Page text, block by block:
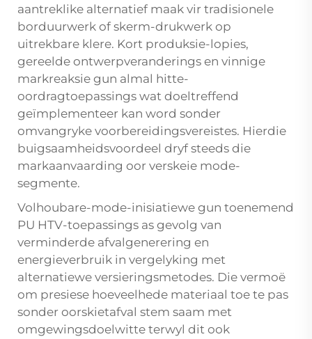
aantreklike alternatief maak vir tradisionele
borduurwerk of skerm-drukwerk op
uitrekbare klere. Kort produksie-lopies,
gereelde ontwerpveranderings en vinnige
markreaksie gun almal hitte-
oordragtoepassings wat doeltreffend
geïmplementeer kan word sonder
omvangryke voorbereidingsvereistes. Hierdie
buigsaamheidsvoordeel dryf steeds die
markaanvaarding oor verskeie mode-
segmente.
Volhoubare-mode-inisiatiewe gun toenemend
PU HTV-toepassings as gevolg van
verminderde afvalgenerering en
energieverbruik in vergelyking met
alternatiewe versieringsmetodes. Die vermoë
om presiese hoeveelhede materiaal toe te pas
sonder oorskietafval stem saam met
omgewingsdoelwitte terwyl dit ook